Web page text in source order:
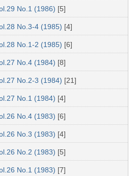
No.1 (1986) [5]
No.3-4 (1985) [4]
No.1-2 (1985) [6]
No.4 (1984) [8]
No.2-3 (1984) [21]
No.1 (1984) [4]
No.4 (1983) [6]
No.3 (1983) [4]
No.2 (1983) [5]
No.1 (1983) [7]